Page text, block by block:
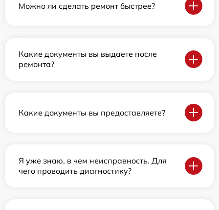
Можно ли сделать ремонт быстрее?
Какие документы вы выдаете после
ремонта?
Какие документы вы предоставляете?
Я уже знаю, в чем неисправность. Для
чего проводить диагностику?